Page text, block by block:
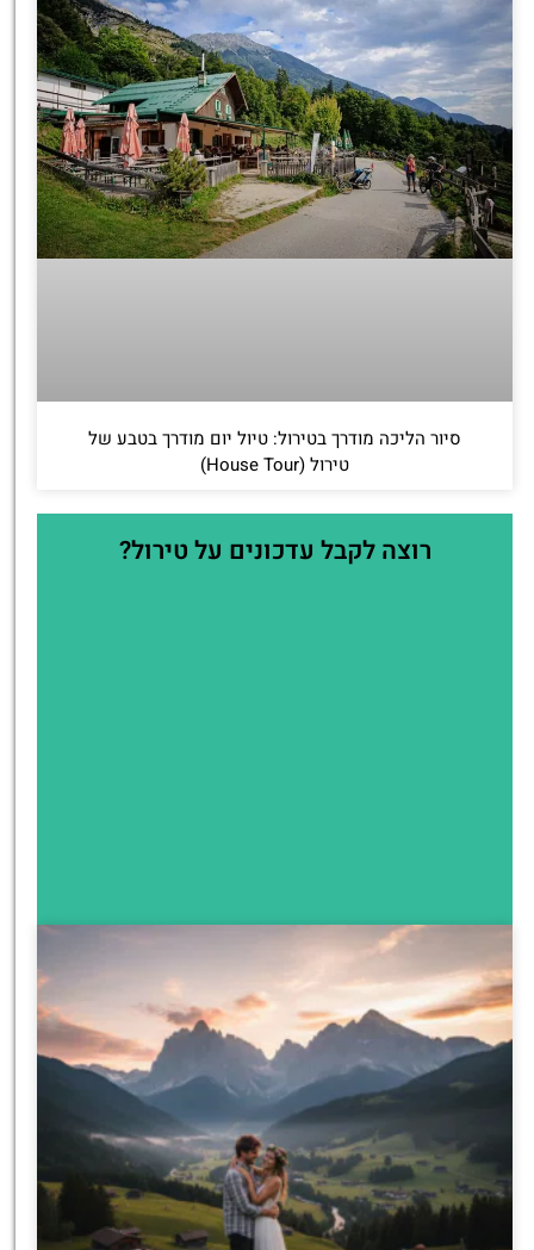
סיור הליכה מודרך בטירול: טיול יום מודרך בטבע של
טירול (House Tour)
רוצה לקבל עדכונים על טירול?